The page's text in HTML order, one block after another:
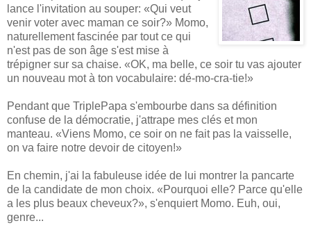
lance l'invitation au souper: «Qui veut
venir voter avec maman ce soir?» Momo,
naturellement fascinée par tout ce qui
n'est pas de son âge s'est mise à
trépigner sur sa chaise. «OK, ma belle, ce soir tu vas ajouter
un nouveau mot à ton vocabulaire: dé-mo-cra-tie!»
Pendant que TriplePapa s'embourbe dans sa définition
confuse de la démocratie, j'attrape mes clés et mon
manteau. «Viens Momo, ce soir on ne fait pas la vaisselle,
on va faire notre devoir de citoyen!»
En chemin, j'ai la fabuleuse idée de lui montrer la pancarte
de la candidate de mon choix. «Pourquoi elle? Parce qu'elle
a les plus beaux cheveux?», s'enquiert Momo. Euh, oui,
genre...